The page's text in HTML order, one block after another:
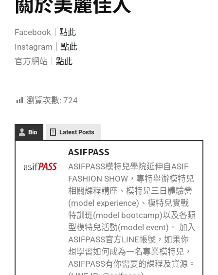
Facebook｜ 點此
Instagram｜ 點此
官方網站｜ 點此
瀏覽次數: 724
Bio Latest Posts
ASIFPASS
ASIFPASS模特兒學院延伸自ASIF
FASHION SHOW，專特舉辦模特兒
相關課程講座、模特兒三日體驗營
(model experience)、模特兒實戰
特訓班(model bootcamp)以及各類
型模特兒活動(model event)。 加入
ASIFPASS官方LINE帳號，如果你
想學習如何成為一名專業模特兒，
ASIFPASS有你需要的課程及資源。